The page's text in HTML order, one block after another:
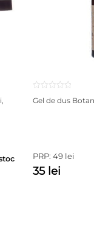
Gel de dus
PRP: 49 lei
35 lei